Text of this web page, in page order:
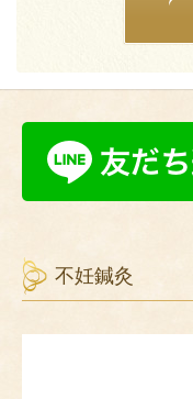
不妊鍼灸